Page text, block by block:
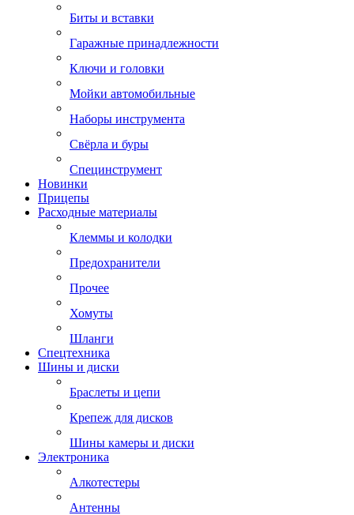
Биты и вставки
Гаражные принадлежности
Ключи и головки
Мойки автомобильные
Наборы инструмента
Свёрла и буры
Специнструмент
Новинки
Прицепы
Расходные материалы
Клеммы и колодки
Предохранители
Прочее
Хомуты
Шланги
Спецтехника
Шины и диски
Браслеты и цепи
Крепеж для дисков
Шины камеры и диски
Электроника
Алкотестеры
Антенны